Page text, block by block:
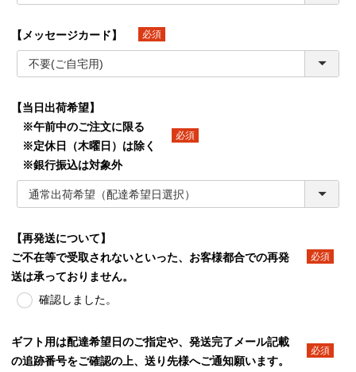
【メッセージカード】
(必須)
【当日出荷希望】
※午前中のご注文に限る
※定休日（木曜日）は除く
※銀行振込は対象外
【再発送について】
ご不在等で受取されないといった、お客様都合での再発
送は承っておりません。
確認しました。
ギフト用は配達希望日のご指定や、発送完了メール記載
の追跡番号をご確認の上、送り先様へご通知願います。